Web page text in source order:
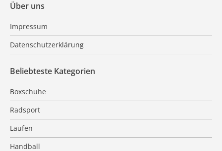
Über uns
Impressum
Datenschutzerklärung
Beliebteste Kategorien
Boxschuhe
Radsport
Laufen
Handball